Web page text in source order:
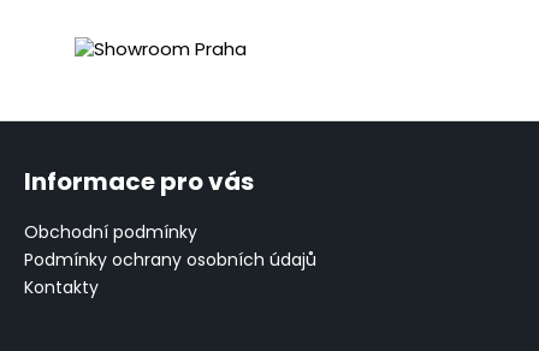
Z
Informace pro vás
Obchodní podmínky
Podmínky ochrany osobních údajů
Kontakty